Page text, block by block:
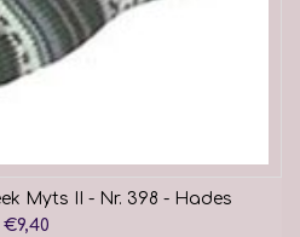
Myts II - Nr. 398 - Hades
€9,40